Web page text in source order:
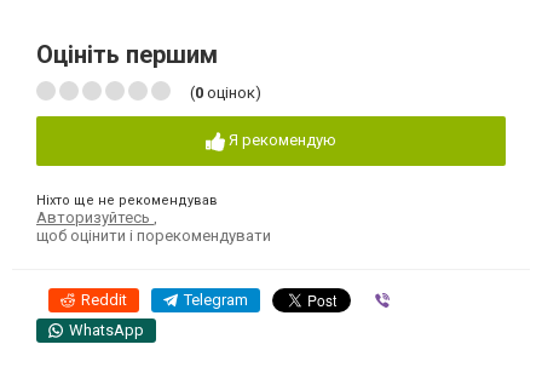
Оцініть першим
(0 оцінок)
Я рекомендую
Ніхто ще не рекомендував
Авторизуйтесь
щоб оцінити і порекомендувати
Reddit Telegram
WhatsApp